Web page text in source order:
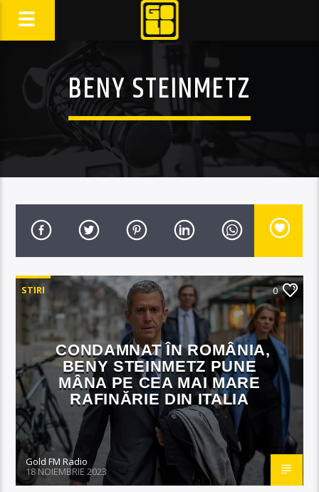
BENY STEINMETZ
STIRI 0
CONDAMNAT ÎN ROMÂNIA,
BENY STEINMETZ PUNE
MÂNA PE CEA MAI MARE
RAFINĂRIE DIN ITALIA
Gold FM Radio
18 NOIEMBRIE 2023